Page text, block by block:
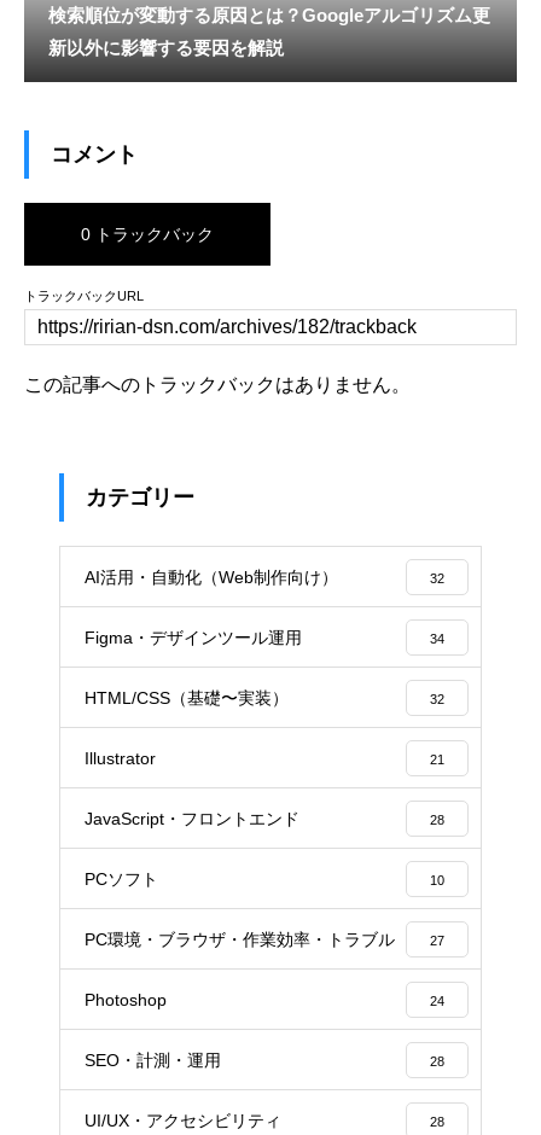
検索順位が変動する原因とは？Googleアルゴリズム更
新以外に影響する要因を解説
コメント
0 トラックバック
トラックバックURL
この記事へのトラックバックはありません。
カテゴリー
AI活用・自動化（Web制作向け） 32
Figma・デザインツール運用 34
HTML/CSS（基礎〜実装） 32
Illustrator 21
JavaScript・フロントエンド 28
PCソフト 10
PC環境・ブラウザ・作業効率・トラブル 27
Photoshop 24
SEO・計測・運用 28
UI/UX・アクセシビリティ 28